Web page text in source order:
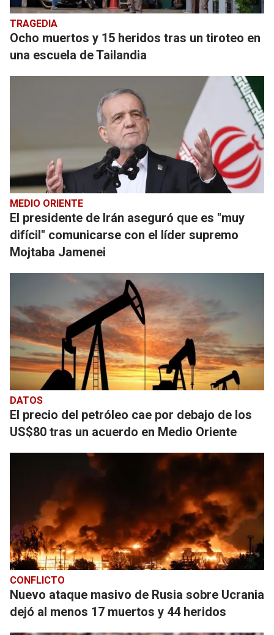
TRAGEDIA
Ocho muertos y 15 heridos tras un tiroteo en
una escuela de Tailandia
MEDIO ORIENTE
El presidente de Irán aseguró que es "muy
difícil" comunicarse con el líder supremo
Mojtaba Jamenei
DATOS
El precio del petróleo cae por debajo de los
US$80 tras un acuerdo en Medio Oriente
CONFLICTO
Nuevo ataque masivo de Rusia sobre Ucrania
dejó al menos 17 muertos y 44 heridos